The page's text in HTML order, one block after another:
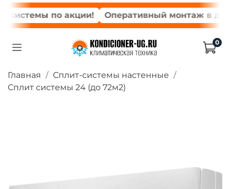
по акции! Оперативный монтаж в день
0
Главная
Сплит-системы настенные
Сплит системы 24 (до 72м2)